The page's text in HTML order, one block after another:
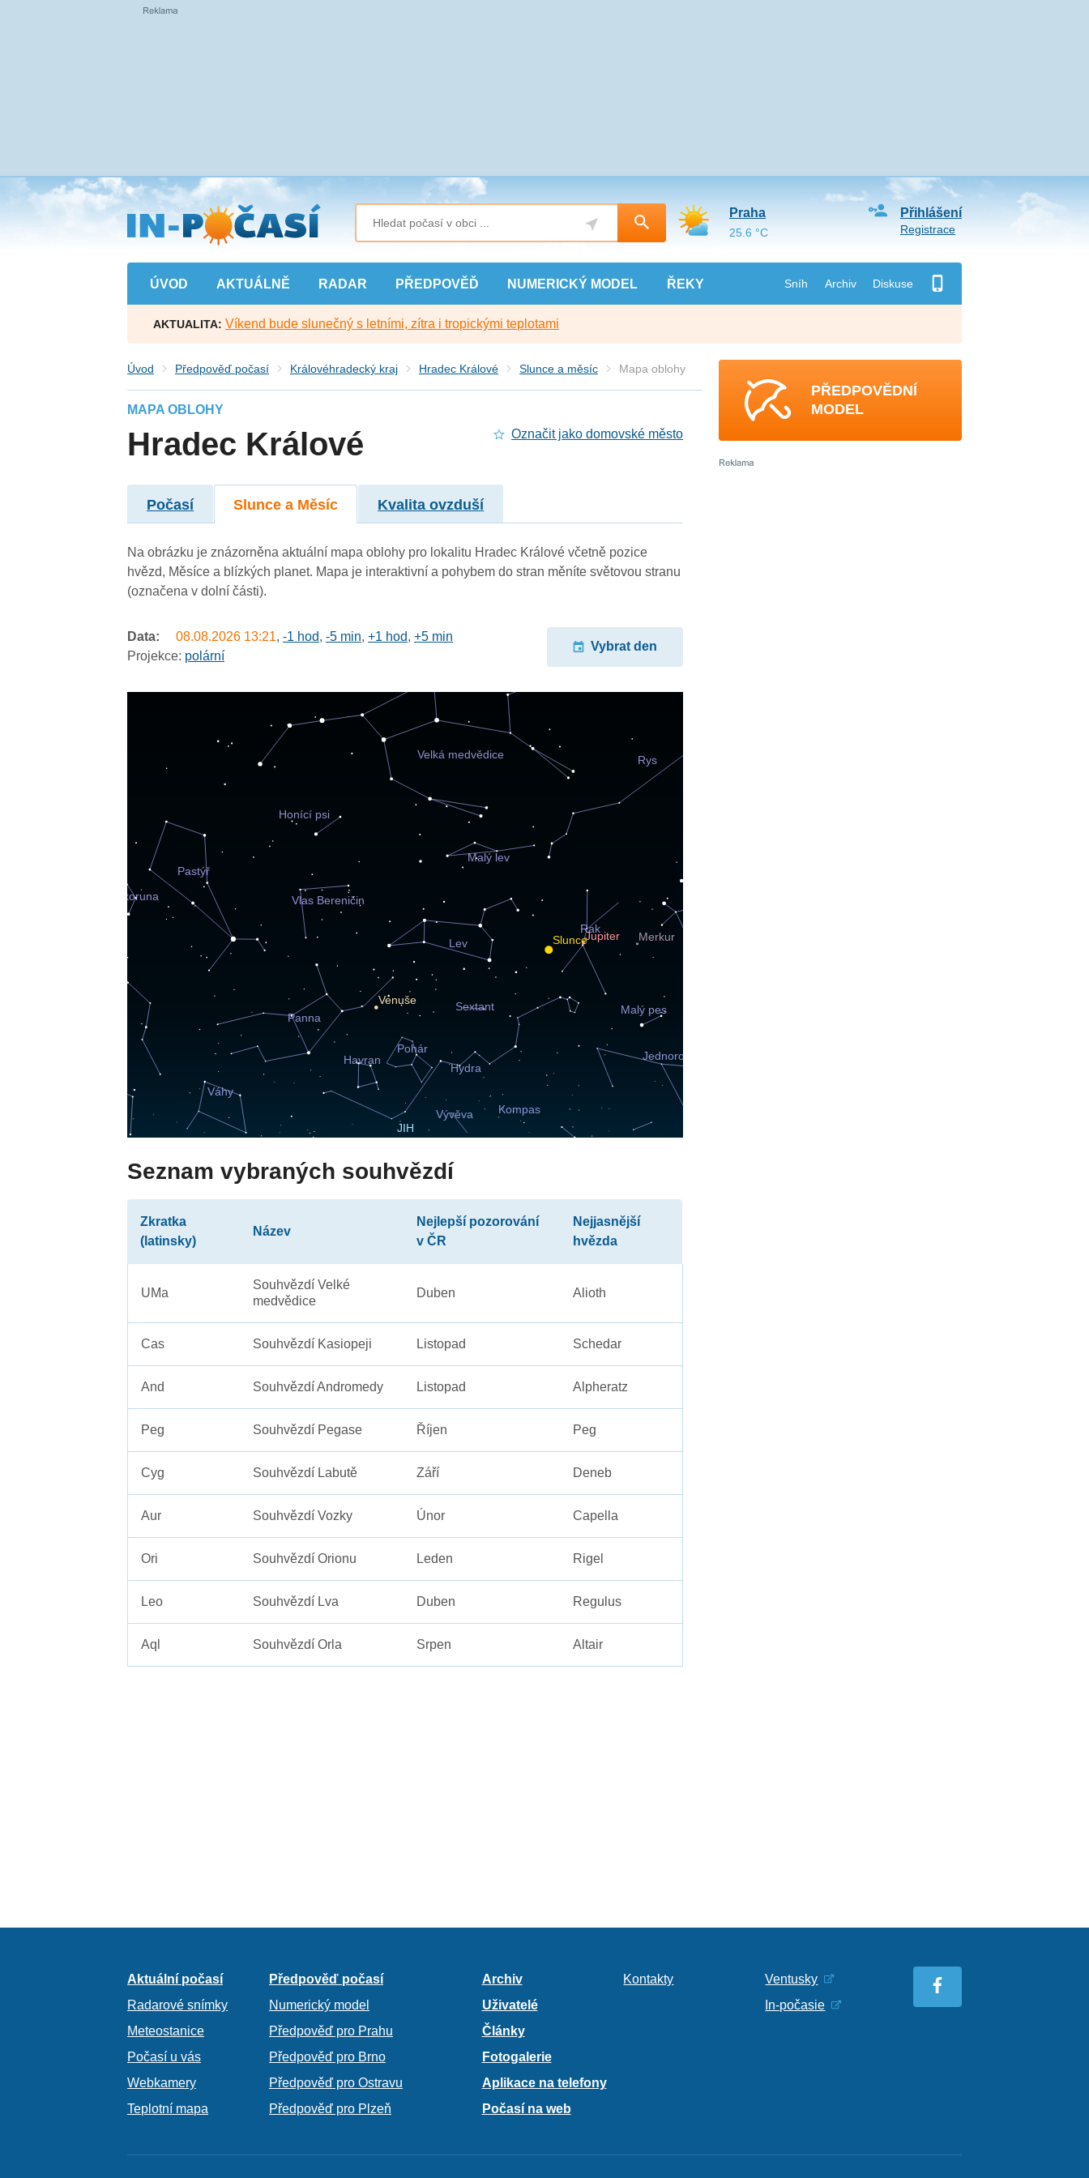
Přejít
na
hlavní
obsah
ÚVOD AKTUÁLNĚ RADAR PŘEDPOVĚĎ NUMERICKÝ MODEL ŘEKY Sníh Archiv Diskuse
Přihlášení
Registrace
Praha
25.6 °C
AKTUALITA: Víkend bude slunečný s letními, zítra i tropickými teplotami
Úvod Předpověď počasí Královéhradecký kraj Hradec Králové Slunce a měsíc Mapa oblohy
MAPA OBLOHY
Hradec Králové Označit jako domovské město
Počasí Slunce a Měsíc Kvalita ovzduší
Na obrázku je znázorněna aktuální mapa oblohy pro lokalitu Hradec Králové včetně pozice
hvězd, Měsíce a blízkých planet. Mapa je interaktivní a pohybem do stran měníte světovou stranu
(označena v dolní části).
Data: 08.08.2026 13:21,-1 hod,-5 min,+1 hod,+5 min
Projekce: polární
Vybrat den
Seznam vybraných souhvězdí
Zkratka
(latinsky)
Název
Nejlepší pozorování
v ČR
Nejjasnější
hvězda
UMa
Souhvězdí Velké
medvědice
Duben Alioth
Cas Souhvězdí Kasiopeji Listopad Schedar
And Souhvězdí Andromedy Listopad Alpheratz
Peg Souhvězdí Pegase Říjen Peg
Cyg Souhvězdí Labutě Září Deneb
Aur Souhvězdí Vozky Únor Capella
Ori Souhvězdí Orionu Leden Rigel
Leo Souhvězdí Lva Duben Regulus
Aql Souhvězdí Orla Srpen Altair
PŘEDPOVĚDNÍ
MODEL
Aktuální počasí
Radarové snímky
Meteostanice
Počasí u vás
Webkamery
Teplotní mapa
Předpověď počasí
Numerický model
Předpověď pro Prahu
Předpověď pro Brno
Předpověď pro Ostravu
Předpověď pro Plzeň
Archiv
Uživatelé
Články
Fotogalerie
Aplikace na telefony
Počasí na web
Kontakty
Ventusky
In-počasie